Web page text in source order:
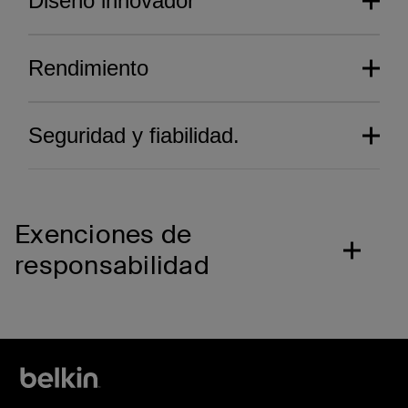
Rendimiento
Seguridad y fiabilidad.
Exenciones de
responsabilidad